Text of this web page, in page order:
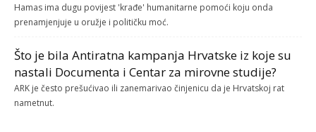
Hamas ima dugu povijest 'krađe' humanitarne pomoći koju onda
prenamjenjuje u oružje i političku moć.
Što je bila Antiratna kampanja Hrvatske iz koje su
nastali Documenta i Centar za mirovne studije?
ARK je često prešućivao ili zanemarivao činjenicu da je Hrvatskoj rat
nametnut.